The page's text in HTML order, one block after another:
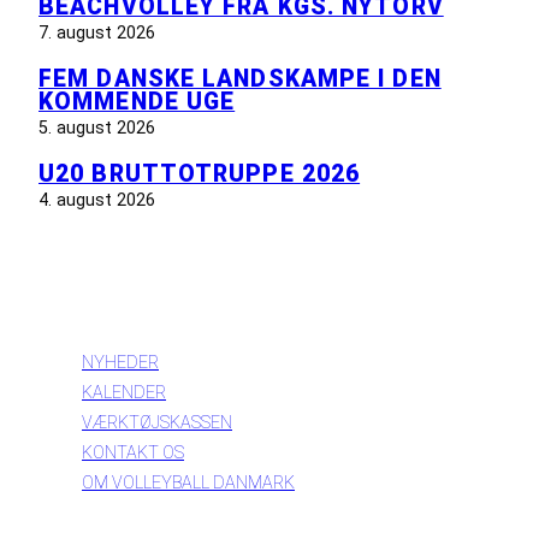
BEACHVOLLEY FRA KGS. NYTORV
7. august 2026
FEM DANSKE LANDSKAMPE I DEN
KOMMENDE UGE
5. august 2026
U20 BRUTTOTRUPPE 2026
4. august 2026
NYHEDER
KALENDER
VÆRKTØJSKASSEN
KONTAKT OS
OM VOLLEYBALL DANMARK